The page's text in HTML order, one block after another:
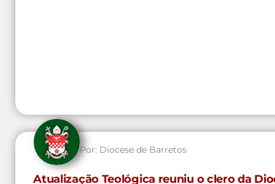
Por: Diocese de Barretos
Atualização Teológica reuniu o clero da